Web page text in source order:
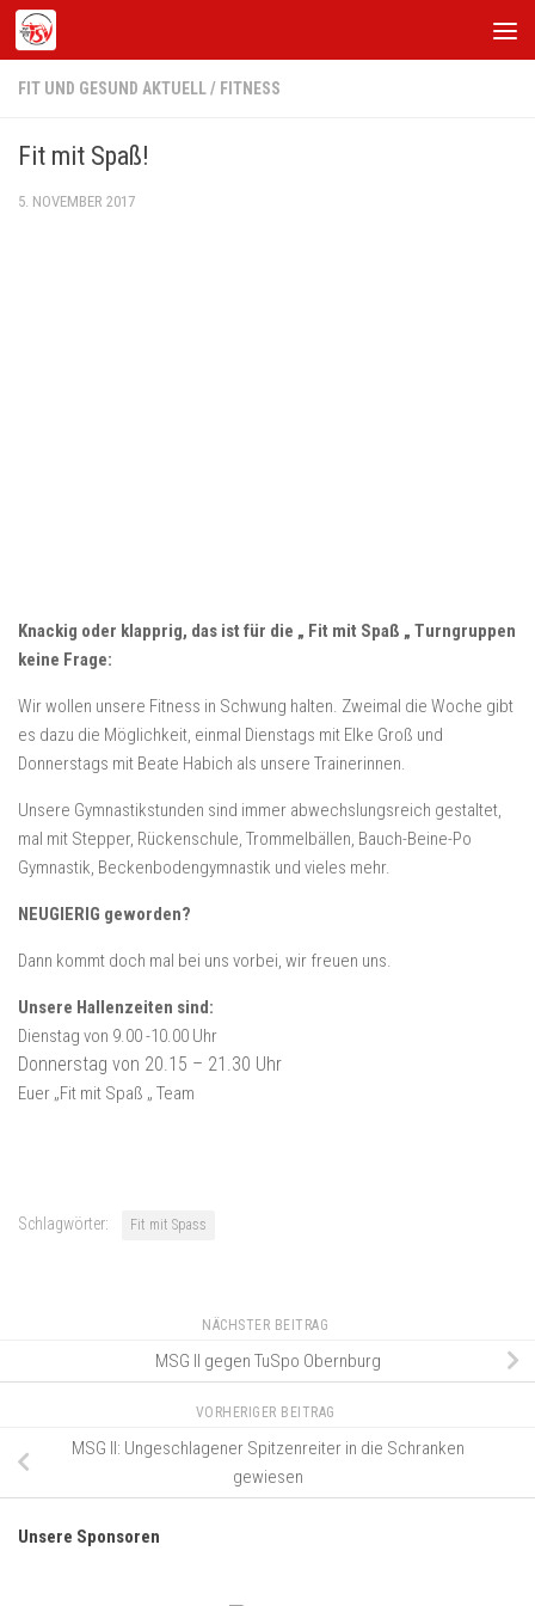
Zum Inhalt springen
FIT UND GESUND AKTUELL/ FITNESS
Fit mit Spaß!
5. NOVEMBER 2017
Knackig oder klapprig, das ist für die „ Fit mit Spaß „ Turngruppen
keine Frage:
Wir wollen unsere Fitness in Schwung halten. Zweimal die Woche gibt
es dazu die Möglichkeit, einmal Dienstags mit Elke Groß und
Donnerstags mit Beate Habich als unsere Trainerinnen.
Unsere Gymnastikstunden sind immer abwechslungsreich gestaltet,
mal mit Stepper, Rückenschule, Trommelbällen, Bauch-Beine-Po
Gymnastik, Beckenbodengymnastik und vieles mehr.
NEUGIERIG geworden?
Dann kommt doch mal bei uns vorbei, wir freuen uns.
Unsere Hallenzeiten sind:
Dienstag von 9.00 -10.00 Uhr
Donnerstag von 20.15 – 21.30 Uhr
Euer „Fit mit Spaß „ Team
Schlagwörter: Fit mit Spass
NÄCHSTER BEITRAG
MSG II gegen TuSpo Obernburg
VORHERIGER BEITRAG
MSG II: Ungeschlagener Spitzenreiter in die Schranken
gewiesen
Unsere Sponsoren